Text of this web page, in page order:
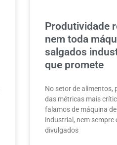
Produtividade
nem toda
salgados
que promete
No setor de alimentos,
das métricas mais
falamos de máquina
industrial, nem sempre
divulgados